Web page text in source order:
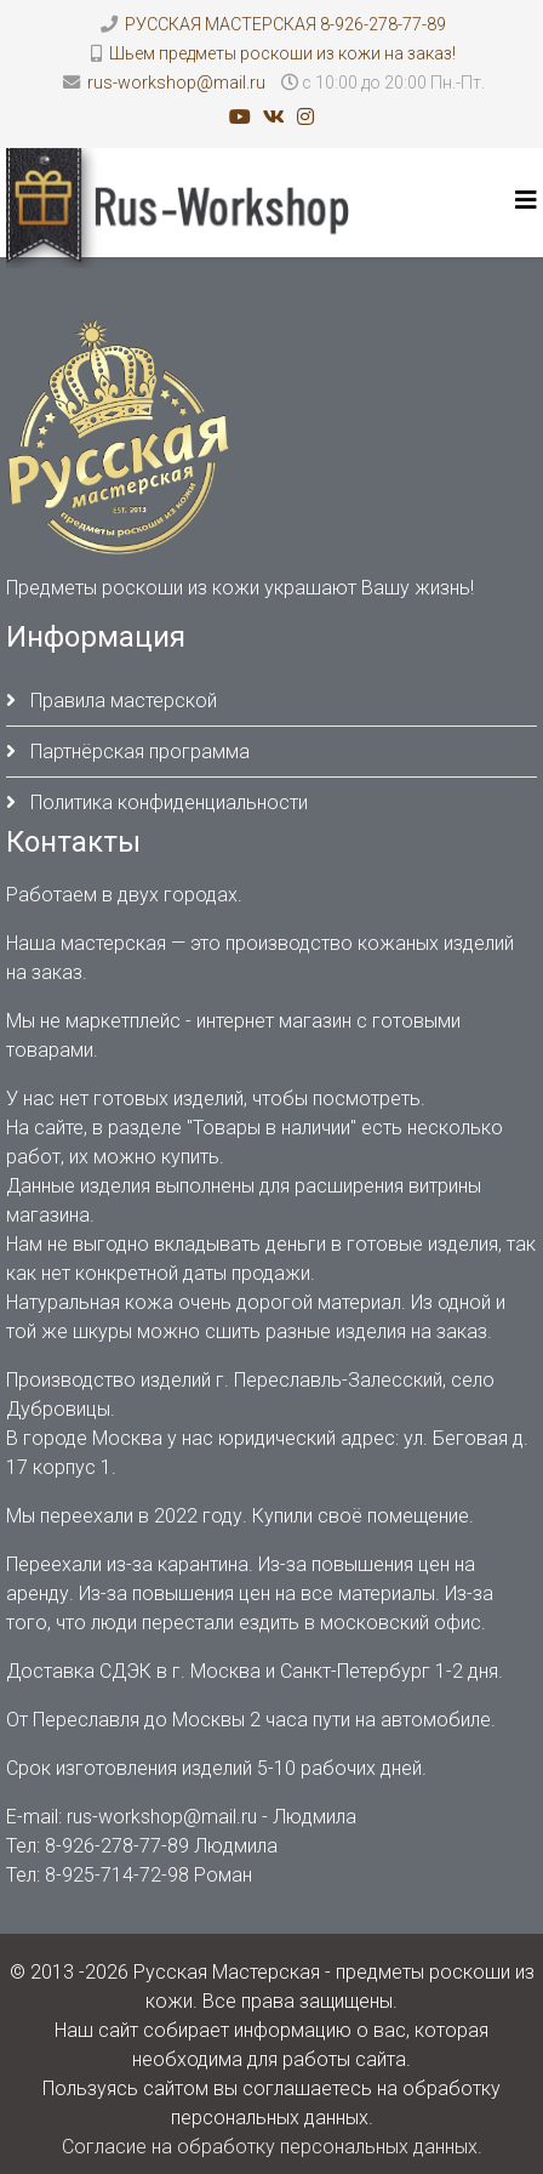
РУССКАЯ МАСТЕРСКАЯ 8-926-278-77-89
Шьем предметы роскоши из кожи на заказ!
rus-workshop@mail.ru
с 10:00 до 20:00 Пн.-Пт.
Предметы роскоши из кожи украшают Вашу жизнь!
Информация
Правила мастерской
Партнёрская программа
Политика конфиденциальности
Контакты
Работаем в двух городах.
Наша мастерская — это производство кожаных изделий
на заказ.
Мы не маркетплейс - интернет магазин с готовыми
товарами.
У нас нет готовых изделий, чтобы посмотреть.
На сайте, в разделе "Товары в наличии" есть несколько
работ, их можно купить.
Данные изделия выполнены для расширения витрины
магазина.
Нам не выгодно вкладывать деньги в готовые изделия, так
как нет конкретной даты продажи.
Натуральная кожа очень дорогой материал. Из одной и
той же шкуры можно сшить разные изделия на заказ.
Производство изделий г. Переславль-Залесский, село
Дубровицы.
В городе Москва у нас юридический адрес: ул. Беговая д.
17 корпус 1.
Мы переехали в 2022 году. Купили своё помещение.
Переехали из-за карантина. Из-за повышения цен на
аренду. Из-за повышения цен на все материалы. Из-за
того, что люди перестали ездить в московский офис.
Доставка СДЭК в г. Москва и Санкт-Петербург 1-2 дня.
От Переславля до Москвы 2 часа пути на автомобиле.
Срок изготовления изделий 5-10 рабочих дней.
E-mail: rus-workshop@mail.ru - Людмила
Тел: 8-926-278-77-89 Людмила
Тел: 8-925-714-72-98 Роман
© 2013 -2026 Русская Мастерская - предметы роскоши из
кожи. Все права защищены.
Наш сайт собирает информацию о вас, которая
необходима для работы сайта.
Пользуясь сайтом вы соглашаетесь на обработку
персональных данных.
Согласие на обработку персональных данных.